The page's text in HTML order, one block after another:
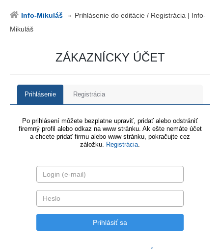
Info-Mikuláš
Prihlásenie do editácie / Registrácia | Info-
Mikuláš
ZÁKAZNÍCKY ÚČET
Prihlásenie Registrácia
Po prihlásení môžete bezplatne upraviť, pridať alebo odstrániť
firemný profil alebo odkaz na www stránku. Ak ešte nemáte účet
a chcete pridať firmu alebo www stránku, pokračujte cez
záložku. Registrácia.